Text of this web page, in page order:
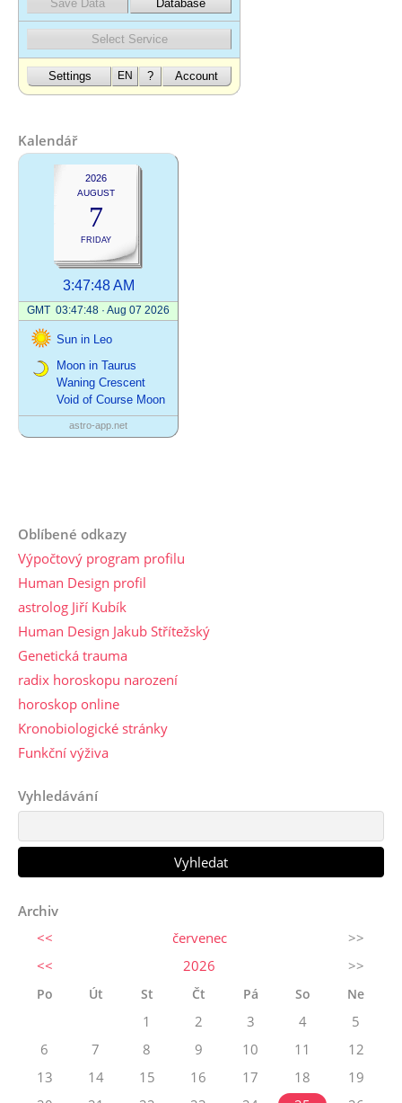
Kalendář
Oblíbené odkazy
Výpočtový program profilu
Human Design profil
astrolog Jiří Kubík
Human Design Jakub Střítežský
Genetická trauma
radix horoskopu narození
horoskop online
Kronobiologické stránky
Funkční výživa
Vyhledávání
Archiv
<<
červenec
>>
<<
2026 >>
Po Út St Čt Pá So Ne
1 2 3 4
5
6
7 8 9 10 11
12
13
14 15 16 17 18
19